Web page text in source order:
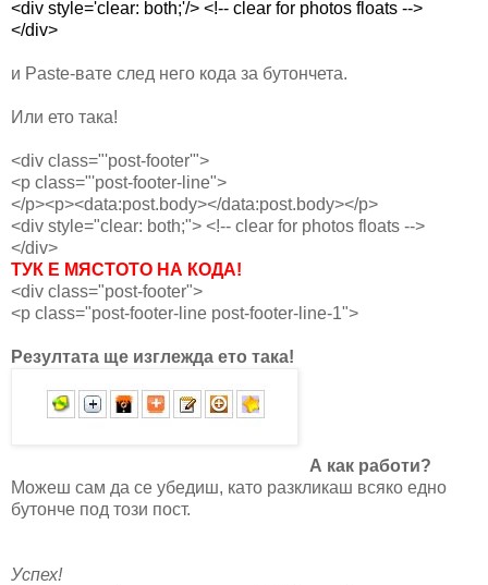
<div style='clear: both;'/> <!-- clear for photos floats -->
</div>
и Paste-вате след него кода за бутончета.
Или ето така!
<div class="'post-footer'">
<p class="'post-footer-line">
</p><p><data:post.body></data:post.body></p>
<div style="clear: both;"> <!-- clear for photos floats -->
</div>
TУК Е МЯСТОТО НА КОДА!
<div class="post-footer">
<p class="post-footer-line post-footer-line-1">
Резултата ще изглежда ето така!
А как работи?
Можеш сам да се убедиш, като разкликаш всяко едно
бутонче под този пост.
Успех!